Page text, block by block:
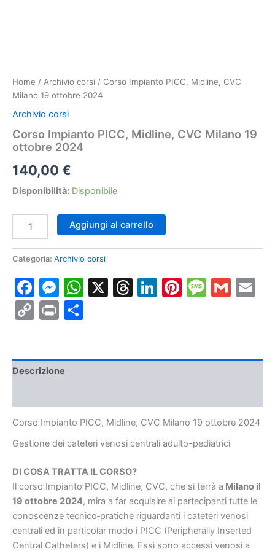
Home / Archivio corsi / Corso Impianto PICC, Midline, CVC
Milano 19 ottobre 2024
Archivio corsi
Corso Impianto PICC, Midline, CVC Milano 19
ottobre 2024
140,00 €
Disponibilità: Disponibile
Impianto
Midline,
Milano
19
ottobre
2024
Aggiungi al carrello
Categoria: Archivio corsi
Facebook
Messenger
WhatsApp
X Threads
LinkedIn
Pinterest
Copy
Print
Descrizione
Corso Impianto PICC, Midline, CVC Milano 19 ottobre 2024
Gestione dei cateteri venosi centrali adulto-pediatrici
DI COSA TRATTA IL CORSO?
Il corso Impianto PICC, Midline, CVC, che si terrà a Milano il
19 ottobre 2024, mira a far acquisire ai partecipanti tutte le
conoscenze tecnico‐pratiche riguardanti i cateteri venosi
centrali ed in particolar modo i PICC (Peripherally Inserted
Central Catheters) e i Midline. Essi sono accessi venosi a